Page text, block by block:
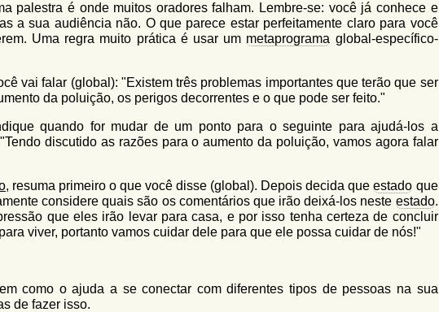
palestra é onde muitos oradores falham. Lembre-se: você já conhece e
a sua audiência não. O que parece estar perfeitamente claro para você
Uma regra muito prática é usar um metaprograma global-específico-
vai falar (global): "Existem três problemas importantes que terão que ser
da poluição, os perigos decorrentes e o que pode ser feito."
quando for mudar de um ponto para o seguinte para ajudá-los a
discutido as razões para o aumento da poluição, vamos agora falar
, resuma primeiro o que você disse (global). Depois decida queestado que
considere quais são os comentários que irão deixá-los neste estado.
que eles irão levar para casa, e por isso tenha certeza de concluir
viver, portanto vamos cuidar dele para que ele possa cuidar de nós!"
como o ajuda a se conectar com diferentes tipos de pessoas na sua
de fazer isso.